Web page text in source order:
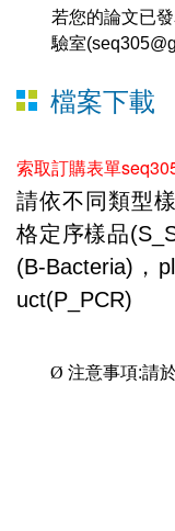
若您的論文已
驗室
檔案下載
索取訂購表單
請依不同類型
格定序樣品
(B-Bacteria) ，
uct(P_PCR)
Ø 注意事項:請